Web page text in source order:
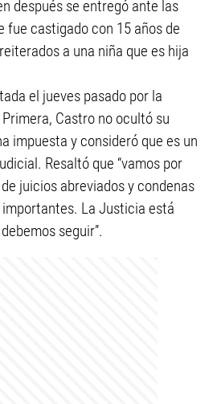
después se entregó ante las
fue castigado con 15 años de
a una niña que es hija
el jueves pasado por la
Castro no ocultó su
impuesta y consideró que es un
Resaltó que “vamos por
juicios abreviados y condenas
La Justicia está
seguir”.